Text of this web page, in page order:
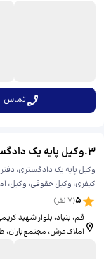
تماس
3
.وکیل پایه یک
وکیل پایه یک دادگستری،
کیفری، وکیل حقوقی،
5
(
7 نفر)
قم، بنیاد، بلوار شهید
املاک‌عرش، مجتمع‌باران،